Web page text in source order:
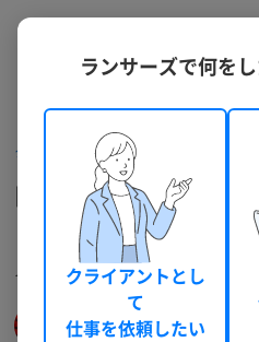
クラウドソーシング ランサーズ パ
印象的な名刺・封
ランド力upを目指
イメージアップとブランディング
spice(spice) 認定ランサー
ランサーズで何を
クライアントとし
て
仕事を依頼したい